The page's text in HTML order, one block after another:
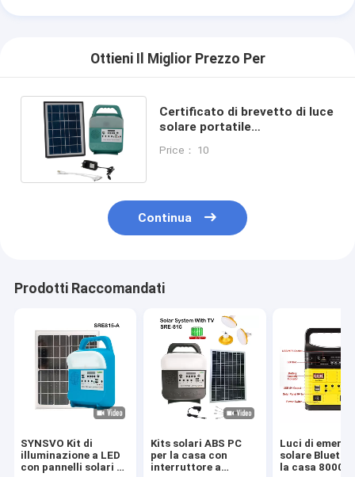
Ottieni Il Miglior Prezzo Per
Certificato di brevetto di luce
solare portatile
Price： 10
Continua
Prodotti Raccomandati
SYNSVO Kit di
illuminazione a LED
con pannelli solari e
Kits solari ABS PC
per la casa con
interruttore a
Luci di
solare
la casa